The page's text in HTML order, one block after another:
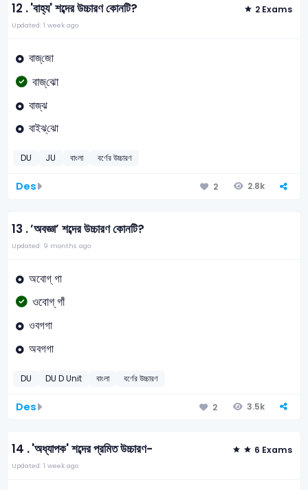
12 .'বাহ্য' শব্দের উচ্চারণ কোনটি? 2 Exams
Updated: 1 week ago
বাজ্‌জো
বাজ্‌ঝো
বাজ্‌ঝ
বাইঝ্‌ঝো
DU JU বাংলা বর্ণের উচ্চারণ
Des 2 2.8k
13 .’অবজ্ঞা’ শব্দের উচ্চারণ কোনটি?
Updated: 9 months ago
অবোগ্ গা
ওবোগ্ গাঁ
ওবগগা
অবগগা
DU DU D Unit বাংলা বর্ণের উচ্চারণ
Des 2 3.5k
14 .'অধ্যাপক' শব্দের প্রমিত উচ্চারণ- 6 Exams
Updated: 1 week ago